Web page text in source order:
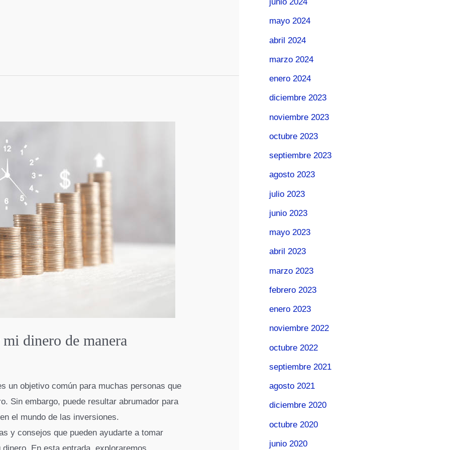
dinero de manera
un objetivo común para muchas personas que
Sin embargo, puede resultar abrumador para
el mundo de las inversiones.
y consejos que pueden ayudarte a tomar
mayo 2024
abril 2024
marzo 2024
enero 2024
diciembre 2023
noviembre 2023
octubre 2023
septiembre 2023
agosto 2023
julio 2023
junio 2023
mayo 2023
abril 2023
marzo 2023
febrero 2023
enero 2023
noviembre 2022
octubre 2022
septiembre 2021
agosto 2021
diciembre 2020
octubre 2020
junio 2020